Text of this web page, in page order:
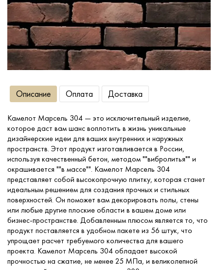
Сопутствующие товары
О компании
Услуги
Оплата
Портфолио
Доставка
Контакты
Описание Оплата Доставка
Камелот Марсель 304 — это исключительный изделие,
которое даст вам шанс воплотить в жизнь уникальные
дизайнерские идеи для ваших внутренних и наружных
пространств. Этот продукт изготавливается в России,
используя качественный бетон, методом ""вибролитья"" и
окрашивается ""в массе"". Камелот Марсель 304
представляет собой высокопрочную плитку, которая станет
идеальным решением для создания прочных и стильных
поверхностей. Он поможет вам декорировать полы, стены
или любые другие плоские области в вашем доме или
бизнес-пространстве. Добавленным плюсом является то, что
продукт поставляется в удобном пакете из 56 штук, что
упрощает расчет требуемого количества для вашего
проекта. Камелот Марсель 304 обладает высокой
прочностью на сжатие, не менее 25 МПа, и великолепной